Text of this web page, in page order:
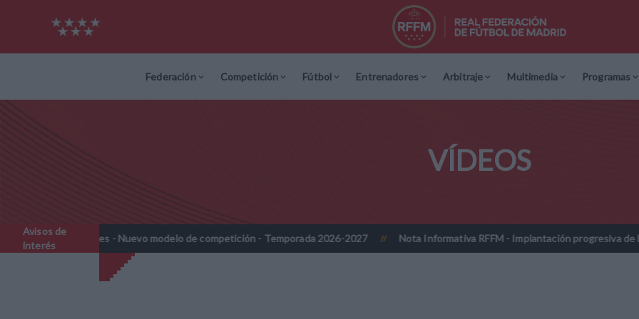
Federación Competición Fútbol Entrenadores Arbitraje Multimedia Programas
VÍDEOS
Avisos de
interés
- Nuevo modelo de competición - Temporada 2026-2027 // Nota Informativa RFFM - Implantación progresiva de la firma